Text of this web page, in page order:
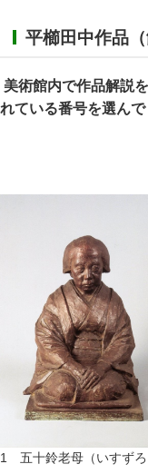
平櫛田中作品
美術館内で作品解説
れている番号を選んで
1 五十鈴老母（いすずろ